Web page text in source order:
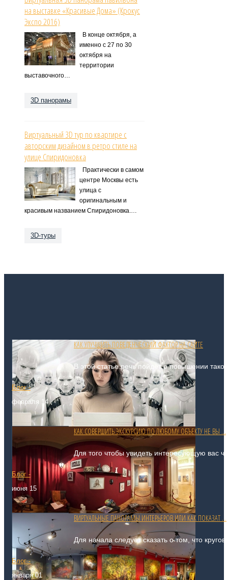
на выставке «Красивые Дома» (Крокус
Экспо 2016)
В конце октября, а
именно с 27 по 30
октября на
территории
выставочного…
3D панорамы
Виртуальный 3D тур по квартире с
авторским дизайном в ретро стиле на
улице Спиридоновка
Практически в самом
центре Москвы есть
улица с
оригинальным и
красивым названием Спиридоновка.…
3D-туры
КАК УЛУЧШИТЬ ПОВЕДЕНЧЕСКИЙ ФАКТОР НА САЙТЕ
В этой статье речь пойдёт о повышении
Блог -
февраля 14
КАК СОВЕРШИТЬ ЭКСКУРСИЮ ПО ЛЮБОМУ ОБЪЕКТУ НЕ ВЫ ...
Для того чтобы увидеть интересующую вас
Блог -
июня 15
ВИРТУАЛЬНЫЕ ПАНОРАМЫ ИНТЕРЬЕРОВ ИЛИ КАК ПОКАЗАТ ...
Для начала следует сказать о том, что
Блог -
января 01